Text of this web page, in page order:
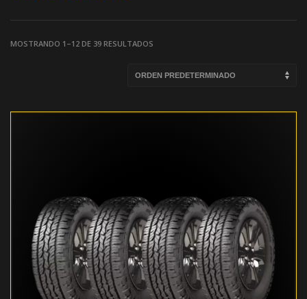
MOSTRANDO 1–12 DE 39 RESULTADOS